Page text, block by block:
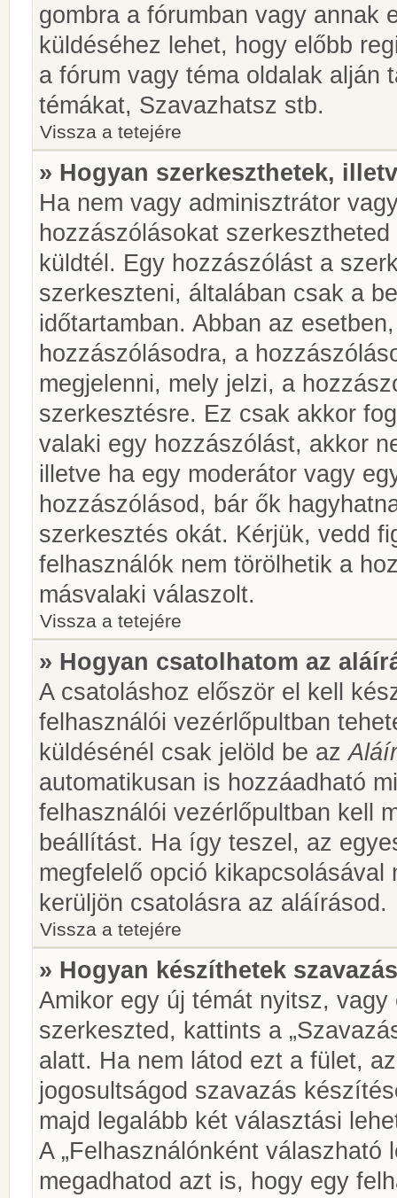
gombra a fórumban vagy annak
küldéséhez lehet, hogy előbb
a fórum vagy téma oldalak alján
témákat, Szavazhatsz stb.
Vissza a tetejére
» Hogyan szerkeszthetek,
Ha nem vagy adminisztrátor
hozzászólásokat
küldtél. Egy hozzászólást a
szerkeszteni, általában csak a
időtartamban. Abban az
hozzászólásodra, a
megjelenni, mely jelzi, a
szerkesztésre. Ez csak akkor
valaki egy hozzászólást, akkor
illetve ha egy moderátor vagy
hozzászólásod, bár ők
szerkesztés okát. Kérjük, vedd
felhasználók nem törölhetik a
másvalaki válaszolt.
Vissza a tetejére
» Hogyan csatolhatom az
A csatoláshoz először el kell
felhasználói vezérlőpultban
küldésénél csak jelöld be az
automatikusan is hozzáadható
felhasználói vezérlőpultban kell
beállítást. Ha így teszel, az
megfelelő opció
kerüljön csatolásra az aláírásod.
Vissza a tetejére
» Hogyan készíthetek
Amikor egy új témát nyitsz,
szerkeszted, kattints a
alatt. Ha nem látod ezt a fület,
jogosultságod szavazás
majd legalább két választási
A „Felhasználónként válaszható
megadhatod azt is, hogy egy